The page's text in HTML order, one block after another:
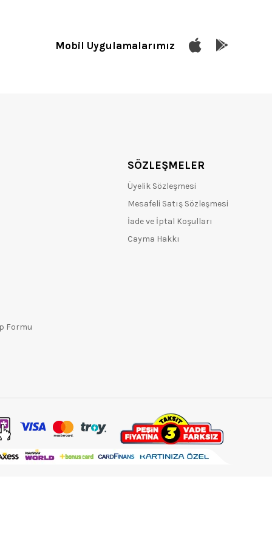
Mobil Uygulamalarımız
Formu
SÖZLEŞMELER
Üyelik Sözleşmesi
Mesafeli Satış Sözleşmesi
İade ve İptal Koşulları
Cayma Hakkı